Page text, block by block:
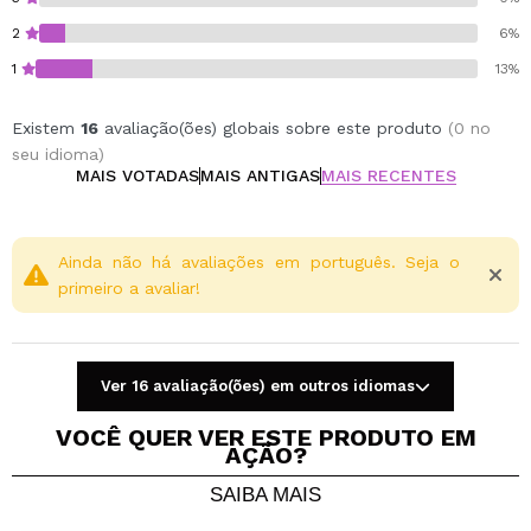
2 6%
1 13%
Existem 16 avaliação(ões) globais sobre este produto (0 no
seu idioma)
MAIS VOTADASMAIS ANTIGASMAIS RECENTES
Compartilhar um vídeo ou uma foto
Ainda não há avaliações em português. Seja o
primeiro a avaliar!
Ver 16 avaliação(ões) em outros idiomas
VOCÊ QUER VER ESTE PRODUTO EM
AÇÃO?
SAIBA MAIS